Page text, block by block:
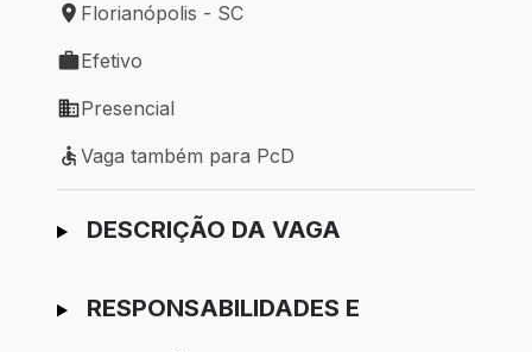
Local de trabalho: Florianópolis - SC
Florianópolis - SC
Tipo de vaga: Efetivo
Efetivo
Modelo de trabalho: Presencial
Presencial
Vaga também para PcD
Vaga também para PcD
Ir para candidatura
DESCRIÇÃO DA VAGA
RESPONSABILIDADES E